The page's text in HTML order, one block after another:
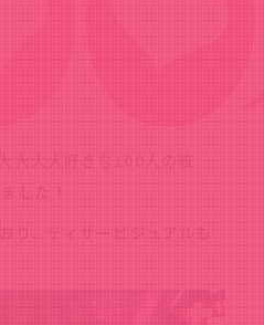
期が制作決定！
らに、ティザービジ
大大大好きな100人の彼
した！
り、ティザービジュアルも